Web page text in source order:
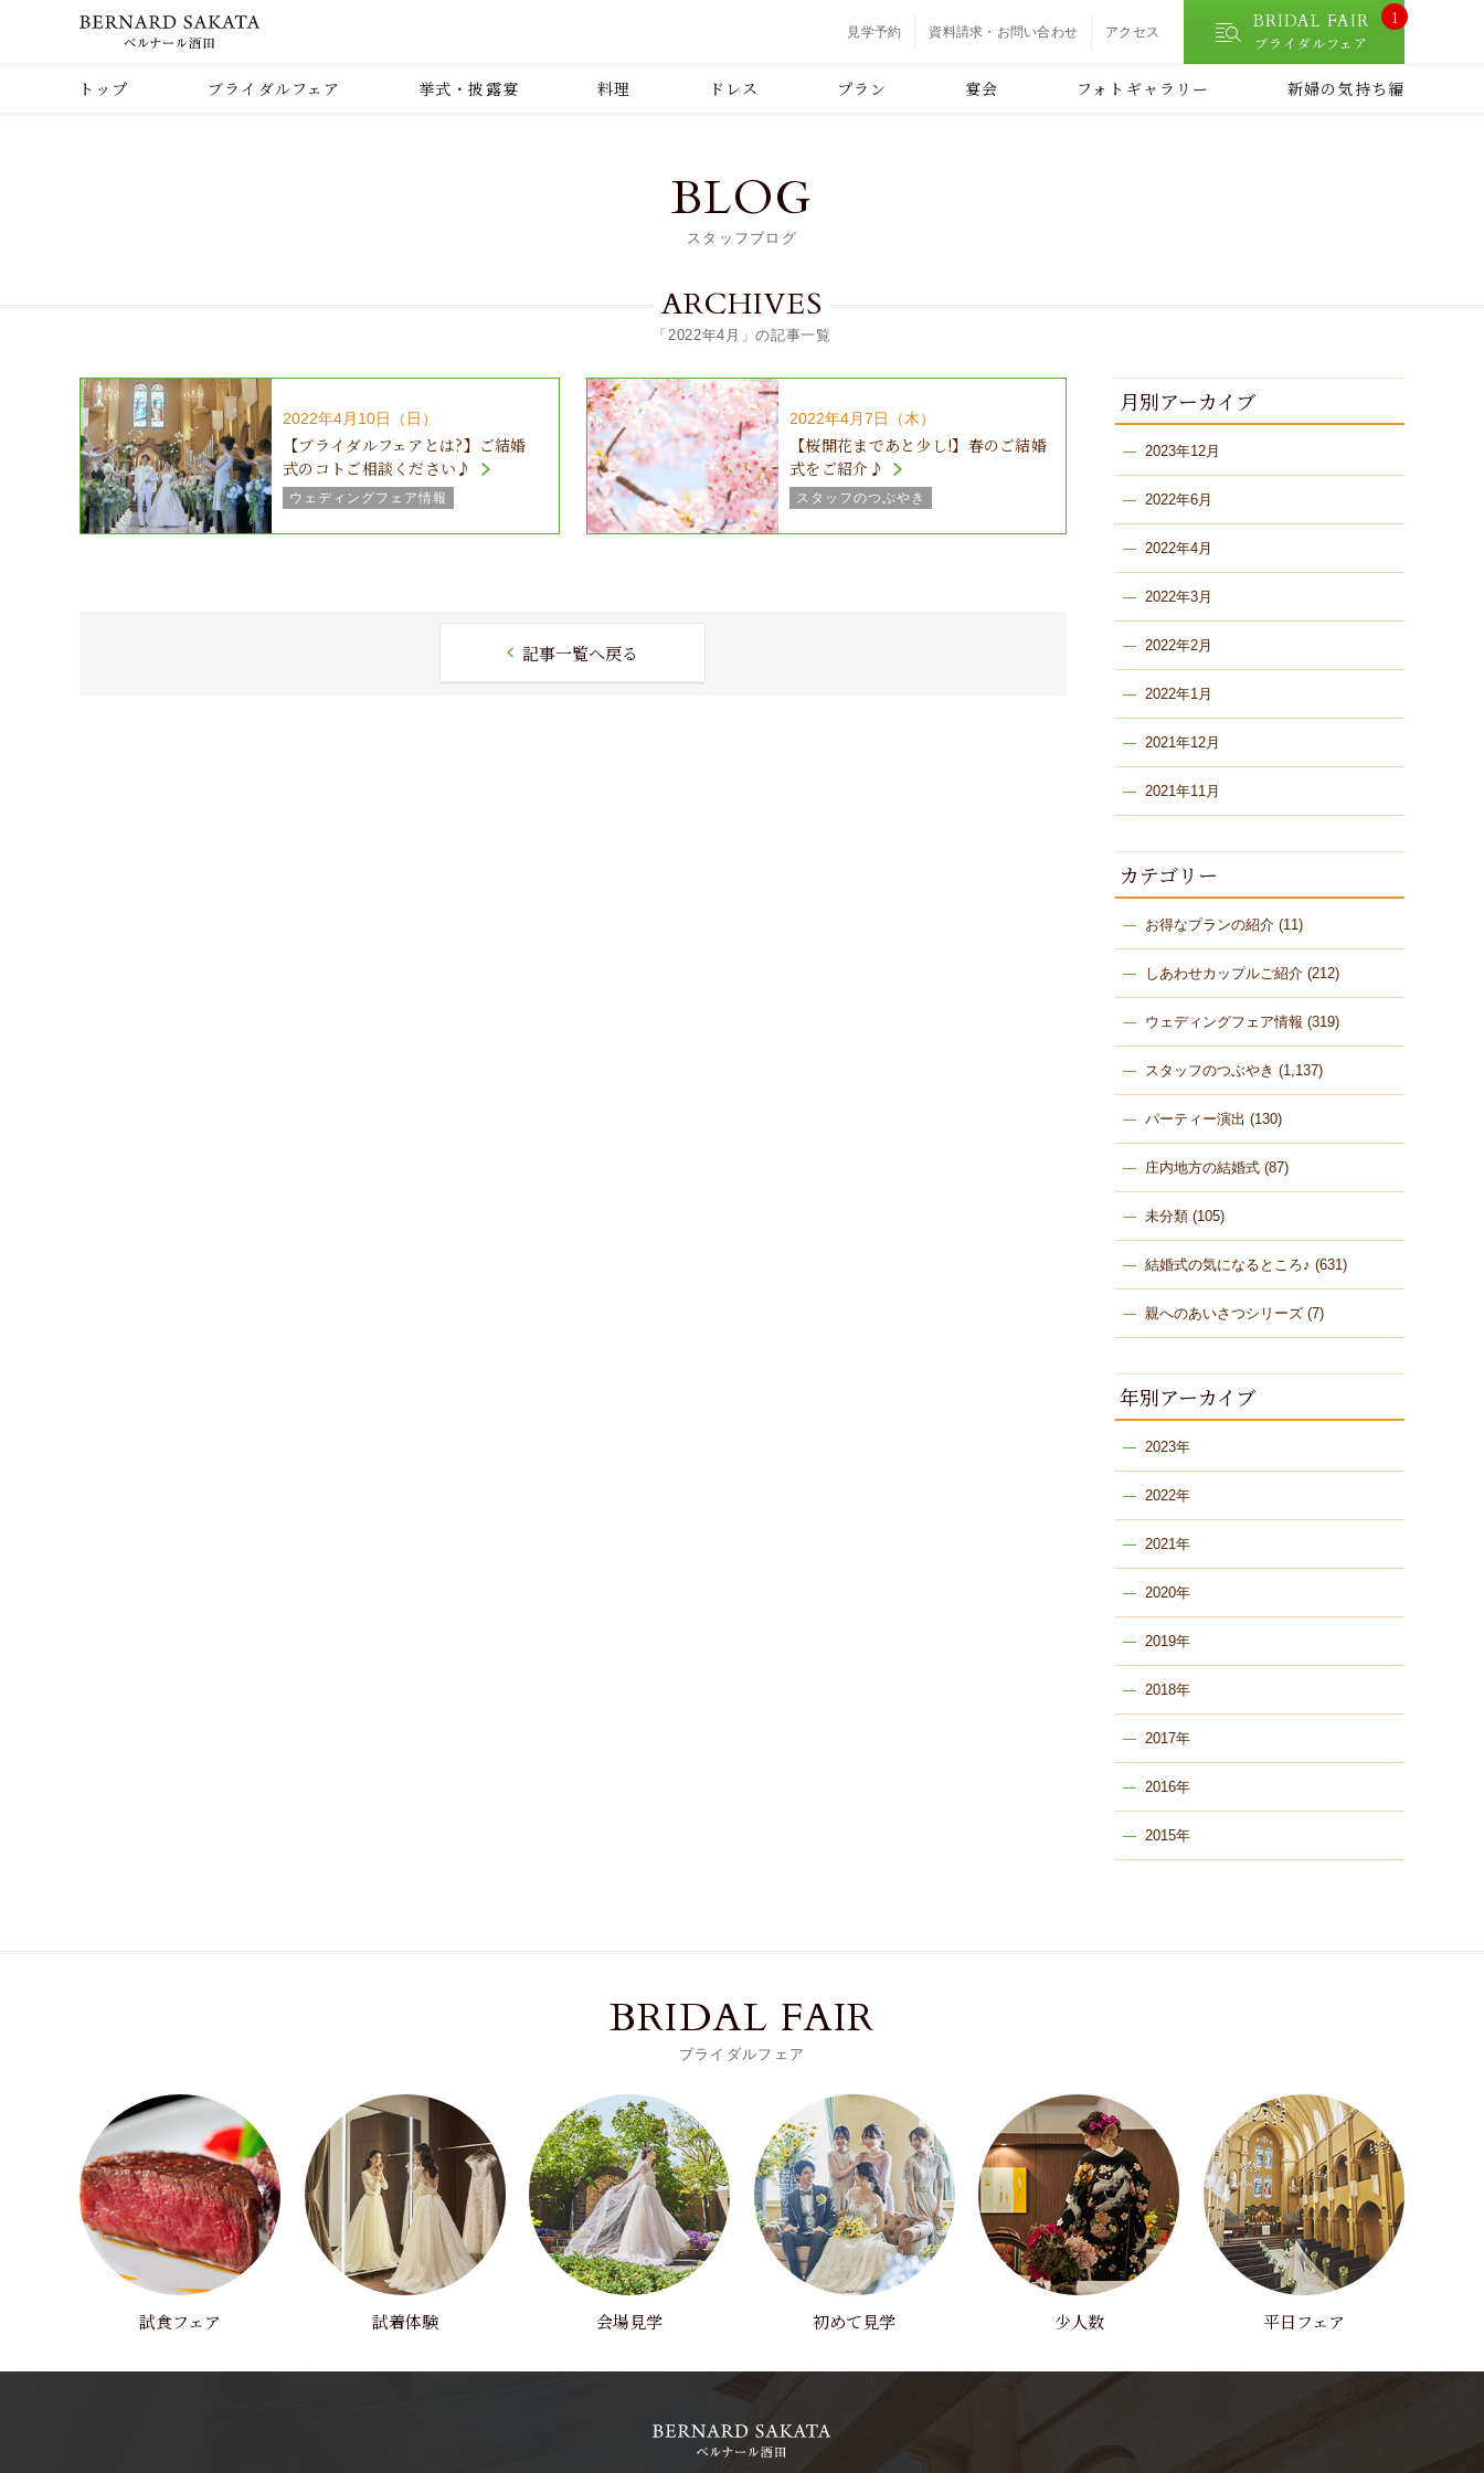
見学予約 資料請求・お問い合わせ アクセス BRIDAL FAIR
ブライダルフェア
1
トップ ブライダルフェア 挙式・披露宴 料理 ドレス プラン 宴会 フォトギャラリー 新婦の気持ち編
BLOG
スタッフブログ
ARCHIVES
「2022年4月」の記事一覧
2022年4月10日（日）
【ブライダルフェアとは?】ご結婚
式のコトご相談ください♪
ウェディングフェア情報
2022年4月7日（木）
【桜開花まであと少し!】春のご結婚
式をご紹介♪
スタッフのつぶやき
記事一覧へ戻る
月別アーカイブ
2023年12月
2022年6月
2022年4月
2022年3月
2022年2月
2022年1月
2021年12月
2021年11月
カテゴリー
お得なプランの紹介(11)
しあわせカップルご紹介(212)
ウェディングフェア情報 (319)
スタッフのつぶやき (1,137)
パーティー演出 (130)
庄内地方の結婚式(87)
未分類(105)
結婚式の気になるところ♪ (631)
親へのあいさつシリーズ(7)
年別アーカイブ
2023年
2022年
2021年
2020年
2019年
2018年
2017年
2016年
2015年
BRIDAL FAIR
ブライダルフェア
試食フェア 試着体験 会場見学 初めて見学 少人数 平日フェア